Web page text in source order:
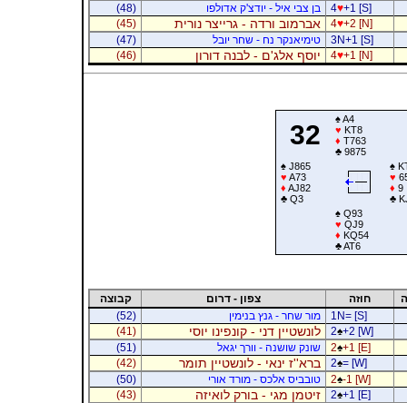
4♥+1 [S] בן צבי איל - יודצ'ק אדולפו
(48)
4♥+2 [N] אברמוב ורדה - גרייצר נורית
(45)
3N+1 [S]
טימיאנקר נח - שחר יובל
(47)
4♥+1 [N] יוסף אלג'ם - לבנה דורון (46)
32
♠A4
♥ KT8
♦ T763
♣9875
♠J865
♥ A73
♦ AJ82
♣Q3
♠
♥
♦ 9
♣
♠Q93
♥ QJ9
♦ KQ54
♣AT6
חוזה צפון - דרום
קבוצה
1N= [S]
מור שחר - גנץ בנימין
(52)
2♠+2 [W] לונשטיין דני - קונפינו יוסי
(41)
2♠+1 [E] שונק שושנה - וורך יגאל
(51)
2♠= [W] ברא''ז ינאי - לונשטיין תומר
(42)
2♠-1 [W] טובביס אלכס - מורד אורי
(50)
2♠+1 [E] זיטמן מגי - בורק לואיזה
(43)